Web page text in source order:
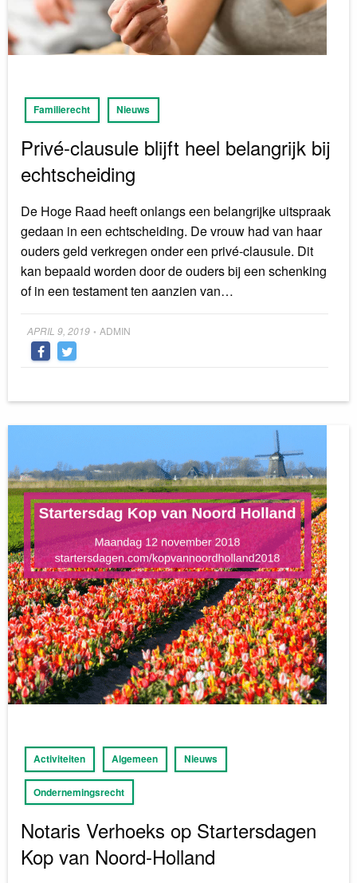
Familierecht Nieuws
Privé-clausule blijft heel belangrijk bij
echtscheiding
De Hoge Raad heeft onlangs een belangrijke uitspraak
gedaan in een echtscheiding. De vrouw had van haar
ouders geld verkregen onder een privé-clausule. Dit
kan bepaald worden door de ouders bij een schenking
of in een testament ten aanzien van…
Posted
on
APRIL 9, 2019 • ADMIN
Activiteiten Algemeen Nieuws
Ondernemingsrecht
Notaris Verhoeks op Startersdagen
Kop van Noord-Holland